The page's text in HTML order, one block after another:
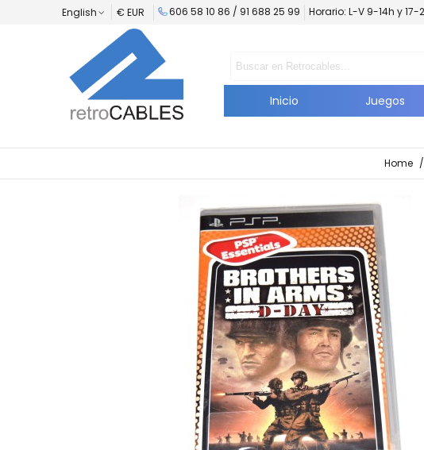
English € EUR 606 58 10 86 / 91 688 25 99 Horario: L-V 9-14h y 17-
Inicio Juegos
Home /